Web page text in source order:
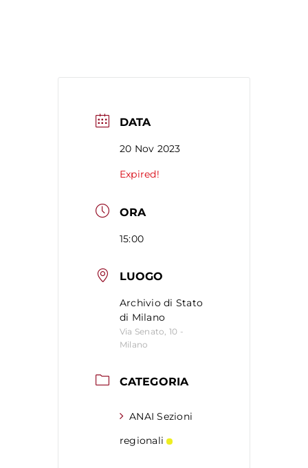
DATA
20 Nov 2023
Expired!
ORA
15:00
LUOGO
Archivio di Stato
di Milano
Via Senato, 10 -
Milano
CATEGORIA
ANAI Sezioni
regionali